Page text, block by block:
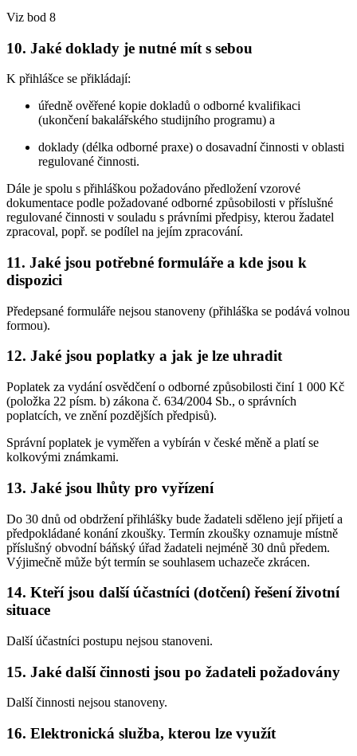
Viz bod 8
10. Jaké doklady je nutné mít s sebou
K přihlášce se přikládají:
úředně ověřené kopie dokladů o odborné kvalifikaci
(ukončení bakalářského studijního programu) a
doklady (délka odborné praxe) o dosavadní činnosti v oblasti
regulované činnosti.
Dále je spolu s přihláškou požadováno předložení vzorové
dokumentace podle požadované odborné způsobilosti v příslušné
regulované činnosti v souladu s právními předpisy, kterou žadatel
zpracoval, popř. se podílel na jejím zpracování.
11. Jaké jsou potřebné formuláře a kde jsou k
dispozici
Předepsané formuláře nejsou stanoveny (přihláška se podává volnou
formou).
12. Jaké jsou poplatky a jak je lze uhradit
Poplatek za vydání osvědčení o odborné způsobilosti činí 1 000 Kč
(položka 22 písm. b) zákona č. 634/2004 Sb., o správních
poplatcích, ve znění pozdějších předpisů).
Správní poplatek je vyměřen a vybírán v české měně a platí se
kolkovými známkami.
13. Jaké jsou lhůty pro vyřízení
Do 30 dnů od obdržení přihlášky bude žadateli sděleno její přijetí a
předpokládané konání zkoušky. Termín zkoušky oznamuje místně
příslušný obvodní báňský úřad žadateli nejméně 30 dnů předem.
Výjimečně může být termín se souhlasem uchazeče zkrácen.
14. Kteří jsou další účastníci (dotčení) řešení životní
situace
Další účastníci postupu nejsou stanoveni.
15. Jaké další činnosti jsou po žadateli požadovány
Další činnosti nejsou stanoveny.
16. Elektronická služba, kterou lze využít